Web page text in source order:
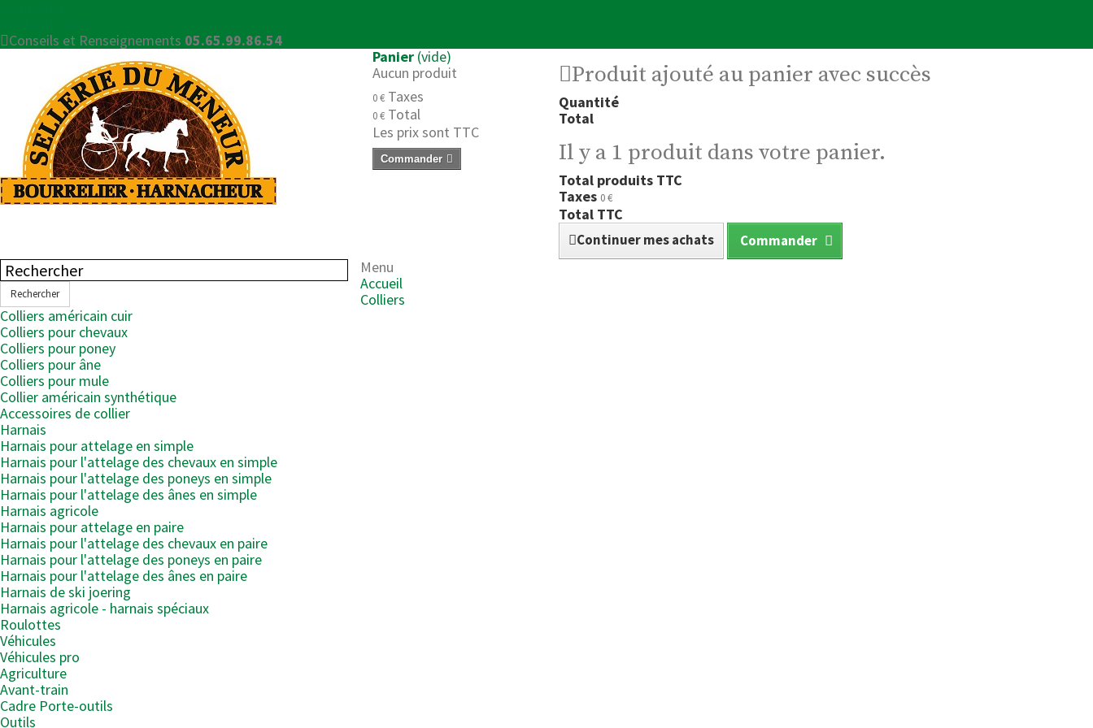
Conseils et Renseignements 05.65.99.86.54
Panier (vide)
Aucun produit
0 € Taxes
0 € Total
Les prix sont TTC
Commander
Produit ajouté au panier avec succès
Quantité
Total
Il y a 1 produit dans votre panier.
Total produits TTC
Taxes 0 €
Total TTC
Continuer mes achats Commander
Rechercher
Menu
Accueil
Colliers
Colliers américain cuir
Colliers pour chevaux
Colliers pour poney
Colliers pour âne
Colliers pour mule
Collier américain synthétique
Accessoires de collier
Harnais
Harnais pour attelage en simple
Harnais pour l'attelage des chevaux en simple
Harnais pour l'attelage des poneys en simple
Harnais pour l'attelage des ânes en simple
Harnais agricole
Harnais pour attelage en paire
Harnais pour l'attelage des chevaux en paire
Harnais pour l'attelage des poneys en paire
Harnais pour l'attelage des ânes en paire
Harnais de ski joering
Harnais agricole - harnais spéciaux
Roulottes
Véhicules
Véhicules pro
Agriculture
Avant-train
Cadre Porte-outils
Outils